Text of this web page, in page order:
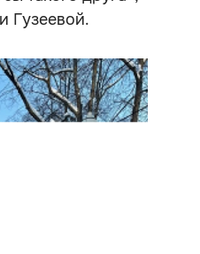
Гузеевой.